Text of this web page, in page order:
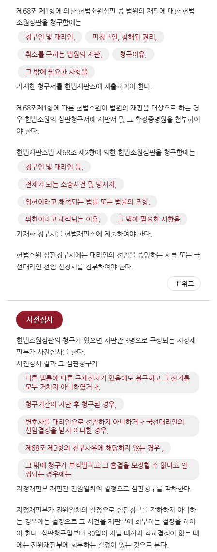
제68조 제1항에 의한 헌법소원심판 중 법원의 재판에 대한 헌법
소원심판을 청구함에는
청구인 및 대리인,
피청구인, 침해된 권리,
취소를 구하는 법원의 재판, 청구이유,
그 밖에 필요한 사항을
기재한 청구서를 헌법재판소에 제출하여야 한다.
제68조제1항에 따른 헌법소원이 법원의 재판을 대상으로 하는 경
우 헌법소원의 심판청구서에 재판서 및 그 확정증명원을 첨부하여
야 한다.
헌법재판소법 제68조 제2항에 의한 헌법소원심판을 청구함에는
청구인 및 대리인 등,
전제가 되는 소송사건 및 당사자,
위헌이라고 해석되는 법률 또는 법률의 조항,
위헌이라고 해석되는 이유,
그 밖에 필요한 사항을
기재한 청구서를 헌법재판소에 제출하여야 한다.
헌법소원 심판청구서에는 대리인의 선임을 증명하는 서류 또는 국
선대리인 선임 신청서를 첨부하여야 한다.
위로
사전심사
헌법소원심판의 청구가 있으면 재판관 3명으로 구성되는 지정재
판부가 사전심사를 한다.
사전심사 결과 그 심판청구가
다른 법률에 따른 구제절차가 있음에도 불구하고 그 절차를
모두 거치지 아니하였거나,
청구기간이 지난 후 청구된 경우,
변호사를 대리인으로 선임하지 아니하거나 국선대리인의
선임결정을 받지 아니한 경우,
제68조 제3항의 청구사유에 해당하지 않는 경우 ,
그 밖에 청구가 부적법하고 그 흠결을 보정할 수 없다고 인
정되는 경우에는
지정재판부 재판관 전원일치의 결정으로 심판청구를 각하한다.
지정재판부가 전원일치의 결정으로 심판청구를 각하하지 아니하
는 경우에는 결정으로 그 사건을 재판부에 회부하는 결정을 하여
야 한다. 심판청구일부터 30일이 지날 때까지 각하결정이 없는 때
에는 전원재판부에 회부하는 결정이 있는 것으로 본다.